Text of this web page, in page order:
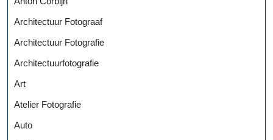
Architectuur Fotograaf
Architectuur Fotografie
Architectuurfotografie
Art
Atelier Fotografie
Auto